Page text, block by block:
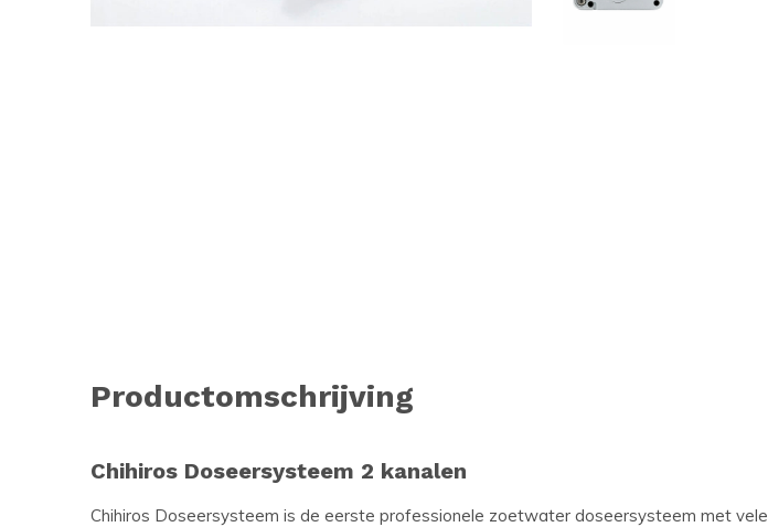
Productomschrijving
Chihiros Doseersysteem 2 kanalen
Chihiros Doseersysteem is de eerste professionele zoetwater doseersysteem met vele